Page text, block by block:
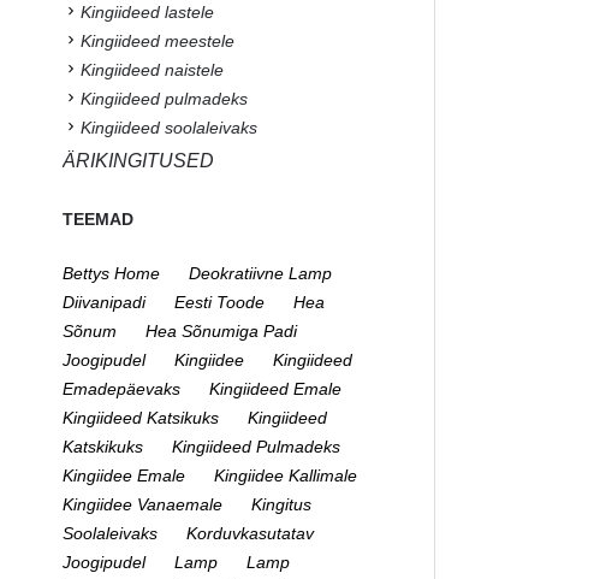
Kingiideed lastele
Kingiideed meestele
Kingiideed naistele
Kingiideed pulmadeks
Kingiideed soolaleivaks
ÄRIKINGITUSED
TEEMAD
Bettys Home
Deokratiivne Lamp
Diivanipadi
Eesti Toode
Hea
Sõnum
Hea Sõnumiga Padi
Joogipudel
Kingiidee
Kingiideed
Emadepäevaks
Kingiideed Emale
Kingiideed Katsikuks
Kingiideed
Katskikuks
Kingiideed Pulmadeks
Kingiidee Emale
Kingiidee Kallimale
Kingiidee Vanaemale
Kingitus
Soolaleivaks
Korduvkasutatav
Joogipudel
Lamp
Lamp